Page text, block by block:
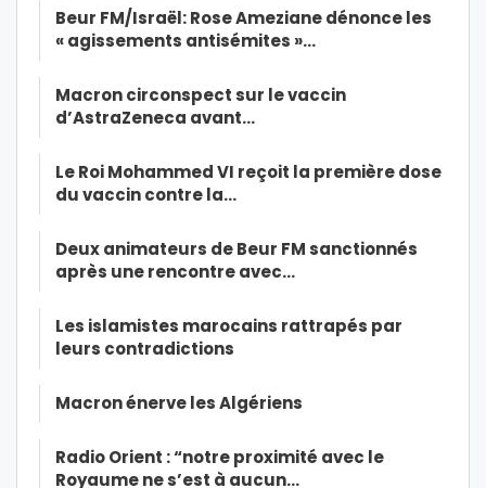
Beur FM/Israël: Rose Ameziane dénonce les
« agissements antisémites »…
Macron circonspect sur le vaccin
d’AstraZeneca avant…
Le Roi Mohammed VI reçoit la première dose
du vaccin contre la…
Deux animateurs de Beur FM sanctionnés
après une rencontre avec…
Les islamistes marocains rattrapés par
leurs contradictions
Macron énerve les Algériens
Radio Orient : “notre proximité avec le
Royaume ne s’est à aucun…